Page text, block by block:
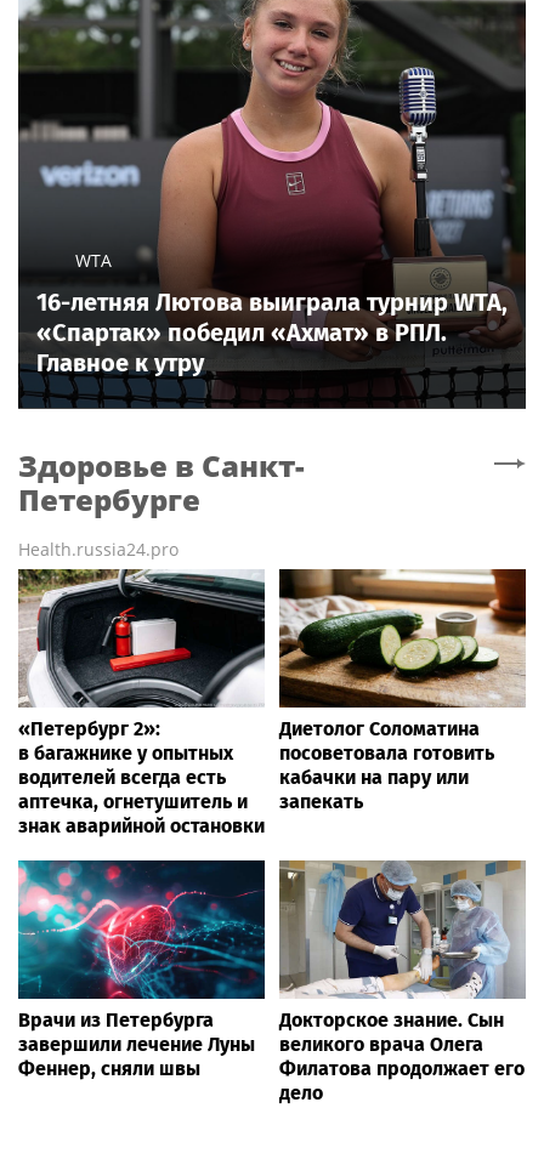
WTA
16-летняя Лютова выиграла турнир WTA,
«Спартак» победил «Ахмат» в РПЛ.
Главное к утру
Здоровье в Санкт-
Петербурге
Health.russia24.pro
«Петербург 2»:
в багажнике у опытных
водителей всегда есть
аптечка, огнетушитель и
знак аварийной остановки
Диетолог Соломатина
посоветовала готовить
кабачки на пару или
запекать
Врачи из Петербурга
завершили лечение Луны
Феннер, сняли швы
Докторское знание. Сын
великого врача Олега
Филатова продолжает его
дело